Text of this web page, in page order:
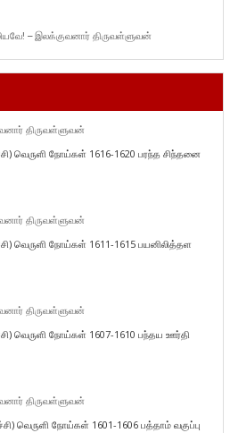
– இலக்குவனார் திருவள்ளுவன்
திருவள்ளுவன்
வெருளி நோய்கள் 1616-1620 பரந்த சிந்தனை
திருவள்ளுவன்
வெருளி நோய்கள் 1611-1615 பயனிலித்தள
திருவள்ளுவன்
வெருளி நோய்கள் 1607-1610 பந்தய ஊர்தி
திருவள்ளுவன்
வெருளி நோய்கள் 1601-1606 பத்தாம் வகுப்பு